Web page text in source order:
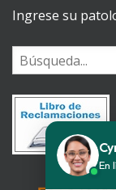
Ingrese su
En